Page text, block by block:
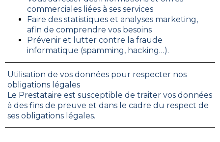
commerciales liées à ses services
Faire des statistiques et analyses marketing,
afin de comprendre vos besoins
Prévenir et lutter contre la fraude
informatique (spamming, hacking…).
Utilisation de vos données pour respecter nos
obligations légales
Le Prestataire est susceptible de traiter vos données
à des fins de preuve et dans le cadre du respect de
ses obligations légales.